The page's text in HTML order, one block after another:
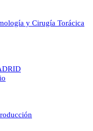
y Cirugía Torácica